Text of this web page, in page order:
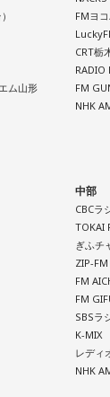
ム山形
FMヨ
CRT栃
RADIO
FM
NHK
中部
CBCラ
TOKAI
ぎふチ
ZIP-FM
FM
FM
SBSラ
K-MIX
レディ
NHK